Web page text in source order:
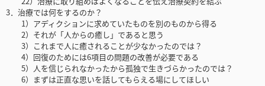
3．治療では何をするのか？
1）アディクションに求めていたものを別のものから得る
2）それが「人からの癒し」であると思う
3）これまで人に癒されることが少なかったのでは？
4）回復のためには6項目の問題の改善が必要である
5）人を信じられなかったから孤独で生きづらかったのでは？
6）まずは正直な思いを話してもらえる場にしてほしい